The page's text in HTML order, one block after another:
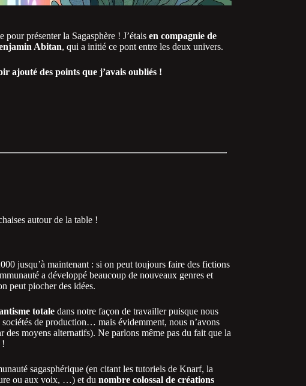
présenter la Sagasphère ! J’étais en compagnie de
Abitan, qui a initié ce pont entre les deux univers.
ajouté des points que j’avais oubliés !
autour de la table !
jusqu’à maintenant : si on peut toujours faire des fictions
a développé beaucoup de nouveaux genres et
peut piocher des idées.
totale dans notre façon de travailler puisque nous
sociétés de production… mais évidemment, nous n’avons
des moyens alternatifs). Ne parlons même pas du fait que la
!
sagasphérique (en citant les tutoriels de Knarf, la
ou aux voix, …) et du nombre colossal de créations